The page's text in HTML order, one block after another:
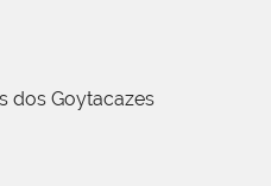
dos Goytacazes